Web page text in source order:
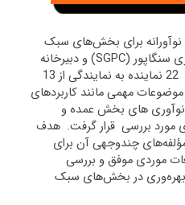
نوآورانه برای بخش‌های سبک
سنگاپور (SGPC)
و دبیرخانه
در 23 تا 25 آوریل با مشارکت 22 نماینده به نمایندگی از 13
موضوعات مهمی مانند کاربردهای
نوآوری های بخش عمده و
مورد بررسی قرار گرفت. هدف
مؤلفه‌های چندوجهی آن برای
موردی موفق و بررسی
بهره‌وری در بخش‌های سبک